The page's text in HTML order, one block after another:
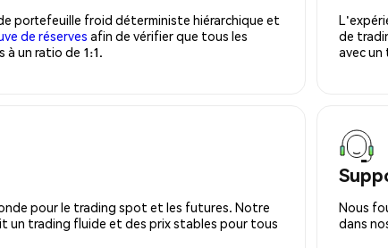
portefeuille froid déterministe hiérarchique et
de réserves afin de vérifier que tous les
un ratio de 1:1.
de
avec
pour le trading spot et les futures. Notre
un trading fluide et des prix stables pour tous
Nous
dans